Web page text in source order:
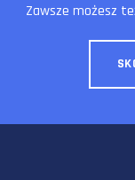
Zawsze możesz